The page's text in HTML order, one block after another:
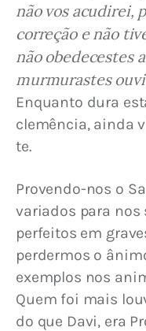
não vos acudirei,
correção e não
não obedecestes
murmurastes
Enquanto dura
clemência, ainda
te.
Provendo-nos o
variados para nos
perfeitos em
perdermos o
exemplos nos
Quem foi mais
do que Davi, era